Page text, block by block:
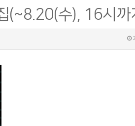
(~8.20(수), 16시까